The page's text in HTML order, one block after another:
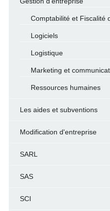
Comptabilité et Fiscalité
Logiciels
Logistique
Marketing et
Ressources humaines
Les aides et subventions
Modification d'entreprise
SARL
SAS
SCI